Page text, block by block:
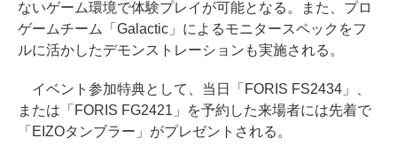
ないゲーム環境で体験プレイが可能となる。また、プロ
ゲームチーム「Galactic」によるモニタースペックをフ
ルに活かしたデモンストレーションも実施される。
イベント参加特典として、当日「FORIS FS2434」、
または「FORIS FG2421」を予約した来場者には先着で
「EIZOタンブラー」がプレゼントされる。